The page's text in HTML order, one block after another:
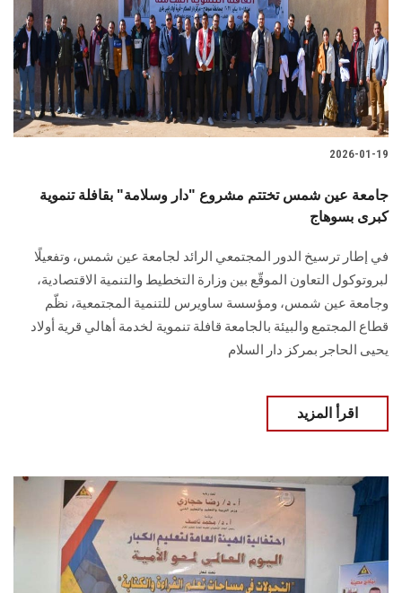
2026-01-19
جامعة عين شمس تختتم مشروع "دار وسلامة" بقافلة تنموية
كبرى بسوهاج
في إطار ترسيخ الدور المجتمعي الرائد لجامعة عين شمس، وتفعيلًا
لبروتوكول التعاون الموقّع بين وزارة التخطيط والتنمية الاقتصادية،
وجامعة عين شمس، ومؤسسة ساويرس للتنمية المجتمعية، نظّم
قطاع المجتمع والبيئة بالجامعة قافلة تنموية لخدمة أهالي قرية أولاد
يحيى الحاجر بمركز دار السلام
اقرأ المزيد